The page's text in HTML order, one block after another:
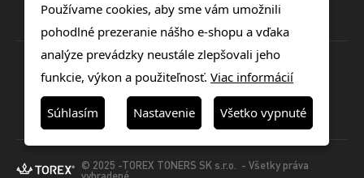
© 2025 -TOREX TONERS SK s.r.o. - Všetky práva
Používame cookies, aby sme vám umožnili
pohodlné prezeranie nášho e-shopu a vďaka
analýze prevádzky neustále zlepšovali jeho
funkcie, výkon a použiteľnosť. Viac informácií
Súhlasím Nastavenie Všetko vypnuté